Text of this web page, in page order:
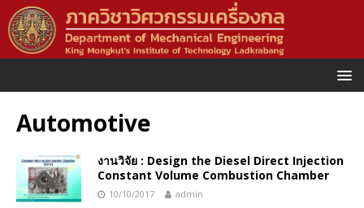
Automotive
งานวิจัย : Design the Diesel Direct Injection
Constant Volume Combustion Chamber
10/10/2017 admin